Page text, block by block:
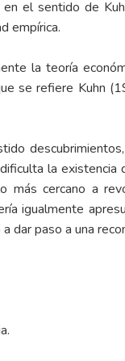
el sentido de
empírica.
la teoría
se refiere Kuhn
la
cercano a
igualmente
paso a una